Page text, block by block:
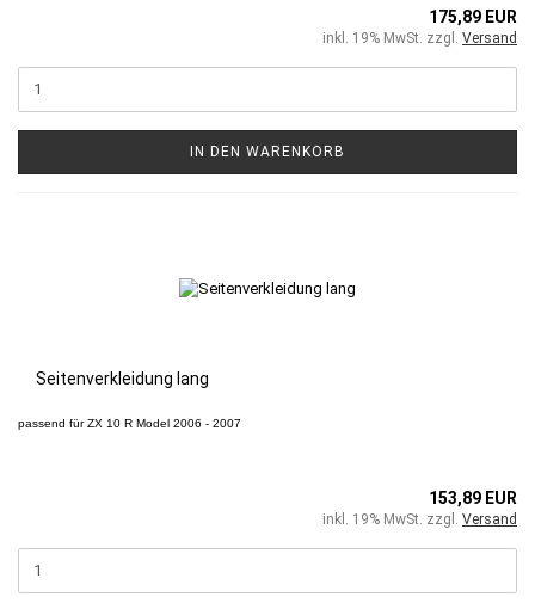
175,89 EUR
inkl. 19% MwSt. zzgl. Versand
IN DEN WARENKORB
Seitenverkleidung lang
passend fürZX 10 R Model 2006 - 2007
153,89 EUR
inkl. 19% MwSt. zzgl. Versand